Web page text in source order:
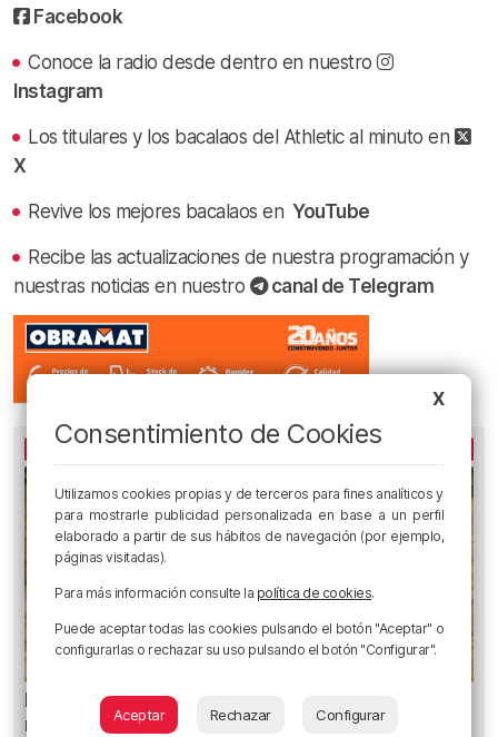
Facebook
Conoce la radio desde dentro en nuestro
Instagram
Los titulares y los bacalaos del Athletic al minuto en
X
Revive los mejores bacalaos en YouTube
Recibe las actualizaciones de nuestra programación y
nuestras noticias en nuestro
canal de Telegram
LO MÁS ESCUCHADO
El aviso de los pediatras ante el eclipse: una
mirada puede causar daños irreversibles
X
Consentimiento de Cookies
Utilizamos cookies propias y de terceros para fines analíticos y
para mostrarle publicidad personalizada en base a un perfil
elaborado a partir de sus hábitos de navegación (por ejemplo,
páginas visitadas).
Para más información consulte la política de cookies.
Puede aceptar todas las cookies pulsando el botón "Aceptar" o
configurarlas o rechazar su uso pulsando el botón "Configurar".
Aceptar Rechazar Configurar